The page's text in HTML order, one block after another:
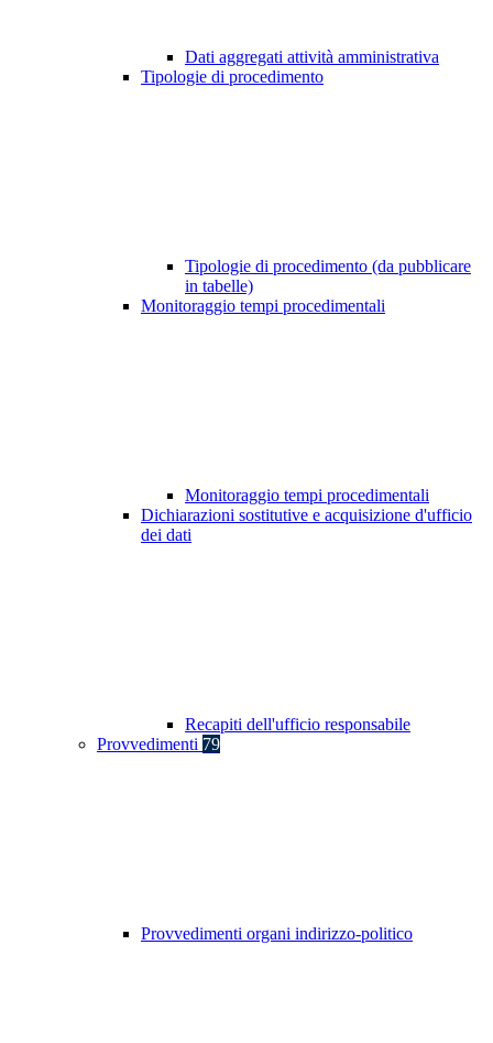
Dati aggregati attività amministrativa
Tipologie di procedimento
Tipologie di procedimento (da pubblicare
in tabelle)
Monitoraggio tempi procedimentali
Monitoraggio tempi procedimentali
Dichiarazioni sostitutive e acquisizione d'ufficio
dei dati
Recapiti dell'ufficio responsabile
Provvedimenti 79
Provvedimenti organi indirizzo-politico